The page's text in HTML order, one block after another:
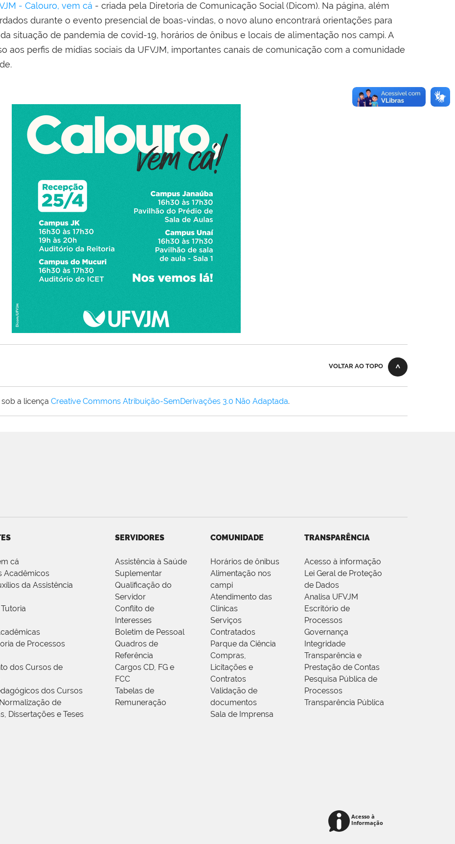
- Calouro, vem cá - criada pela Diretoria de Comunicação Social (Dicom). Na página, além
durante o evento presencial de boas-vindas, o novo aluno encontrará orientações para
situação de pandemia de covid-19, horários de ônibus e locais de alimentação nos campi. A
aos perfis de mídias sociais da UFVJM, importantes canais de comunicação com a comunidade
VOLTAR AO TOPO
a licença Creative Commons Atribuição-SemDerivações 3.0 Não Adaptada.
cá
Acadêmicos
da Assistência
de Processos
dos Cursos de
dos Cursos
de
Dissertações e Teses
SERVIDORES
Assistência à Saúde
Suplementar
Qualificação do
Servidor
Conflito de
Interesses
Boletim de Pessoal
Quadros de
Referência
Cargos CD, FG e
FCC
Tabelas de
Remuneração
COMUNIDADE
Horários de ônibus
Alimentação nos
campi
Atendimento das
Clínicas
Serviços
Contratados
Parque da Ciência
Compras,
Licitações e
Contratos
Validação de
documentos
Sala de Imprensa
TRANSPARÊNCIA
Acesso à informação
Lei Geral de Proteção
de Dados
Analisa UFVJM
Escritório de
Processos
Governança
Integridade
Transparência e
Prestação de Contas
Pesquisa Pública de
Processos
Transparência Pública